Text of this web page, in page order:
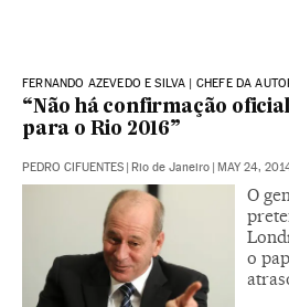
FERNANDO AZEVEDO E SILVA | CHEFE DA
“Não há confirmação
para o Rio 2016”
PEDRO CIFUENTES | Rio de Janeiro | MAY 24,
O
o